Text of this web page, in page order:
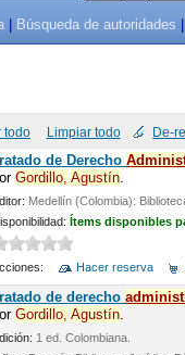
Búsqueda de autoridades
todo Limpiar todo De-
de Derecho
Gordillo, Agustín.
Medellín (Colombia):
Ítems disponibles
Hacer reserva
de derecho
Gordillo, Agustín.
1 ed. Colombiana.